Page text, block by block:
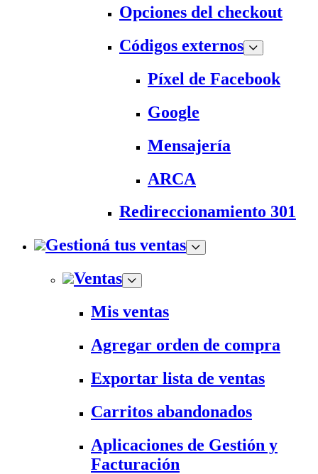
Opciones del checkout
Códigos externos
Píxel de Facebook
Google
Mensajería
ARCA
Redireccionamiento 301
Gestioná tus ventas
Ventas
Mis ventas
Agregar orden de compra
Exportar lista de ventas
Carritos abandonados
Aplicaciones de Gestión y
Facturación